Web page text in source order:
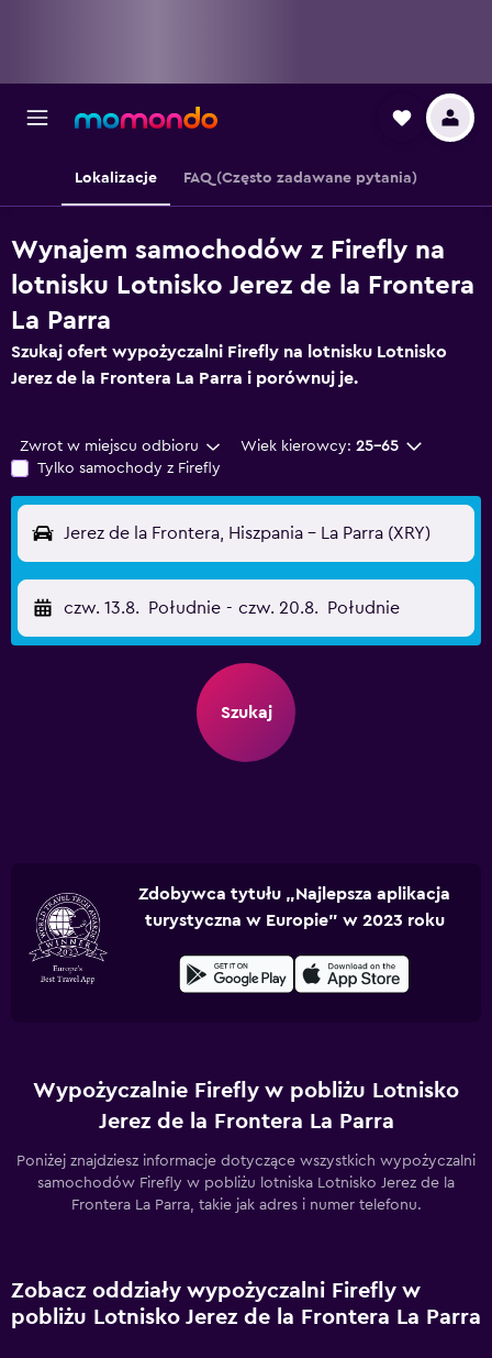
Lokalizacje FAQ (Często zadawane pytania)
Wynajem samochodów z Firefly na
lotnisku Lotnisko Jerez de la Frontera
La Parra
Szukaj ofert wypożyczalni Firefly na lotnisku Lotnisko
Jerez de la Frontera La Parra i porównuj je.
Zwrot w miejscu odbioru Wiek kierowcy: 25-65
Tylko samochody z Firefly
Jerez de la Frontera, Hiszpania - La Parra (XRY)
czw. 13.8. Południe - czw. 20.8. Południe
Szukaj
Zdobywca tytułu „Najlepsza aplikacja
turystyczna w Europie” w 2023 roku
Wypożyczalnie Firefly w pobliżu Lotnisko
Jerez de la Frontera La Parra
Poniżej znajdziesz informacje dotyczące wszystkich wypożyczalni
samochodów Firefly w pobliżu lotniska Lotnisko Jerez de la
Frontera La Parra, takie jak adres i numer telefonu.
Zobacz oddziały wypożyczalni Firefly w
pobliżu Lotnisko Jerez de la Frontera La Parra